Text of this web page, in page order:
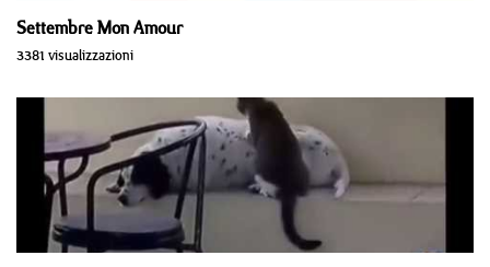
Settembre Mon Amour
3381 visualizzazioni